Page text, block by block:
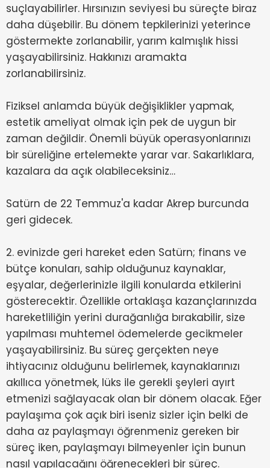
suçlayabilirler. Hırsınızın seviyesi bu süreçte biraz
daha düşebilir. Bu dönem tepkilerinizi yeterince
göstermekte zorlanabilir, yarım kalmışlık hissi
yaşayabilirsiniz. Hakkınızı aramakta
zorlanabilirsiniz.
Fiziksel anlamda büyük değişiklikler yapmak,
estetik ameliyat olmak için pek de uygun bir
zaman değildir. Önemli büyük operasyonlarınızı
bir süreliğine ertelemekte yarar var. Sakarlıklara,
kazalara da açık olabileceksiniz…
Satürn de 22 Temmuz'a kadar Akrep burcunda
geri gidecek.
2. evinizde geri hareket eden Satürn; finans ve
bütçe konuları, sahip olduğunuz kaynaklar,
eşyalar, değerlerinizle ilgili konularda etkilerini
gösterecektir. Özellikle ortaklaşa kazançlarınızda
hareketliliğin yerini durağanlığa bırakabilir, size
yapılması muhtemel ödemelerde gecikmeler
yaşayabilirsiniz. Bu süreç gerçekten neye
ihtiyacınız olduğunu belirlemek, kaynaklarınızı
akıllıca yönetmek, lüks ile gerekli şeyleri ayırt
etmenizi sağlayacak olan bir dönem olacak. Eğer
paylaşıma çok açık biri iseniz sizler için belki de
daha az paylaşmayı öğrenmeniz gereken bir
süreç iken, paylaşmayı bilmeyenler için bunun
nasıl yapılacağını öğrenecekleri bir süreç.